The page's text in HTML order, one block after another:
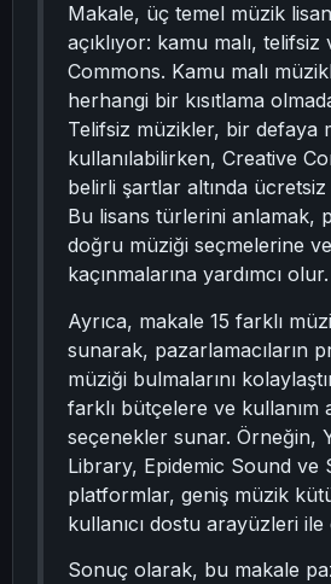
Makale, üç temel müzik
açıklıyor: kamu malı, telifsiz
Commons. Kamu malı
herhangi bir kısıtlama
Telifsiz müzikler, bir defaya
kullanılabilirken, Creative
belirli şartlar altında ücretsiz
Bu lisans türlerini anlamak,
doğru müziği seçmelerine
kaçınmalarına yardımcı olur.
Ayrıca, makale 15 farklı
sunarak, pazarlamacıların
müziği bulmalarını
farklı bütçelere ve kullanım
seçenekler sunar. Örneğin,
Library, Epidemic Sound ve
platformlar, geniş müzik
kullanıcı dostu arayüzleri
Sonuç olarak, bu makale